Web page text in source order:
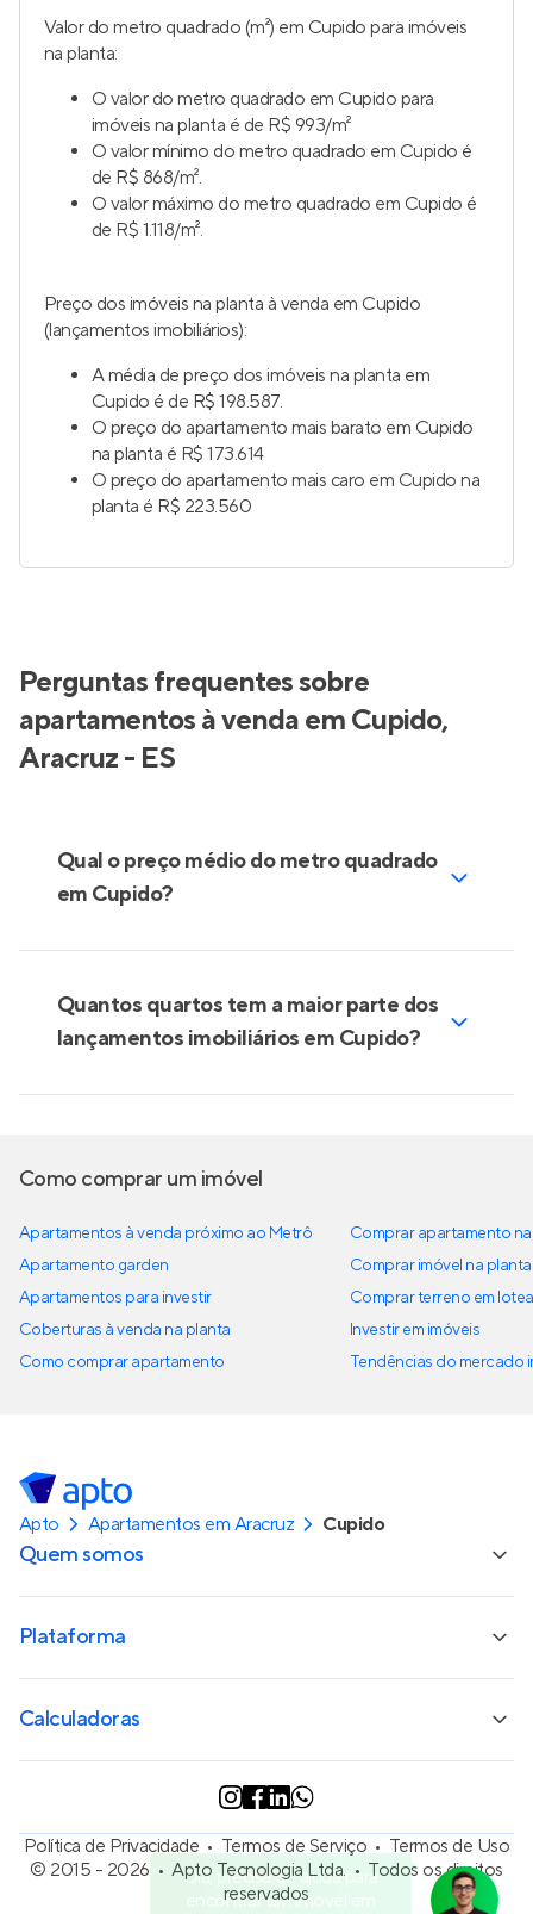
Valor do metro quadrado (m²) em Cupido para imóveis
na planta:
O valor do metro quadrado em Cupido para
imóveis na planta é de R$ 993/m²
O valor mínimo do metro quadrado em Cupido é
de R$ 868/m².
O valor máximo do metro quadrado em Cupido é
de R$ 1.118/m².
Preço dos imóveis na planta à venda em Cupido
(lançamentos imobiliários):
A média de preço dos imóveis na planta em
Cupido é de R$ 198.587.
O preço do apartamento mais barato em Cupido
na planta é R$ 173.614
O preço do apartamento mais caro em Cupido na
planta é R$ 223.560
Perguntas frequentes sobre
apartamentos à venda em Cupido,
Aracruz - ES
Qual o preço médio do metro quadrado
em Cupido?
Quantos quartos tem a maior parte dos
lançamentos imobiliários em Cupido?
Olá, precisa de ajuda para
encontrar um imóvel em
Como comprar um imóvel
Apartamentos à venda próximo ao Metrô
Apartamento garden
Apartamentos para investir
Coberturas à venda na planta
Como comprar apartamento
Comprar apartamento
Comprar imóvel na planta
Comprar terreno em
Investir em imóveis
Tendências do mercado
Apto Apartamentos em Aracruz Cupido
Quem somos
Plataforma
Calculadoras
Política de Privacidade Termos de Serviço
Termos de Uso
© 2015 - 2026
Apto Tecnologia Ltda.
Todos os direitos
reservados